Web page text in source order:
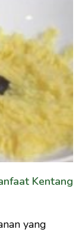
Kentang
yang